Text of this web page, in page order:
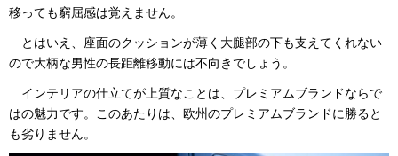
移っても窮屈感は覚えません。
とはいえ、座面のクッションが薄く大腿部の下も支えてくれない
ので大柄な男性の長距離移動には不向きでしょう。
インテリアの仕立てが上質なことは、プレミアムブランドならで
はの魅力です。このあたりは、欧州のプレミアムブランドに勝ると
も劣りません。